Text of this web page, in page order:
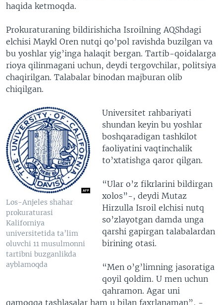
haqida ketmoqda.
Prokuraturaning bildirishicha Isroilning AQShdagi
elchisi Maykl Oren nutqi qo’pol ravishda buzilgan va
bu yoshlar yig’inga halaqit bergan. Tartib-qoidalarga
rioya qilinmagani uchun, deydi tergovchilar, politsiya
chaqirilgan. Talabalar binodan majburan olib
chiqilgan.
Los-Anjeles shahar
prokuraturasi
Kaliforniya
universitetida ta’lim
oluvchi 11 musulmonni
tartibni buzganlikda
ayblamoqda
Universitet rahbariyati
shundan keyin bu yoshlar
boshqaradigan tashkilot
faoliyatini vaqtinchalik
to’xtatishga qaror qilgan.
“Ular o’z fikrlarini bildirgan
xolos”-, deydi Mutaz
Hirzulla Isroil elchisi nutq
so’zlayotgan damda unga
qarshi gapirgan talabalardan
birining otasi.
“Men o’g’limning jasoratiga
qoyil qoldim. U men uchun
qahramon. Agar uni
qamoqqa tashlasalar ham u bilan faxrlanaman”, -